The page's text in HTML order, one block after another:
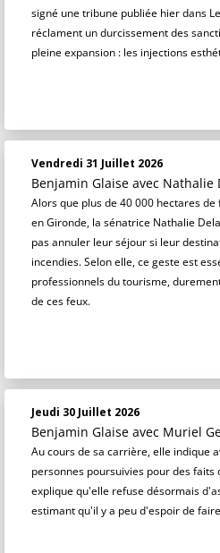
signé une tribune publiée hier dans
réclament un durcissement des
pleine expansion : les injections
Vendredi 31 Juillet 2026
Benjamin Glaise avec Nathalie
Alors que plus de 40 000 hectares
en Gironde, la sénatrice Nathalie
pas annuler leur séjour si leur
incendies. Selon elle, ce geste est
professionnels du tourisme,
de ces feux.
Jeudi 30 Juillet 2026
Benjamin Glaise avec Muriel
Au cours de sa carrière, elle indique
personnes poursuivies pour des
explique qu'elle refuse désormais
estimant qu'il y a peu d'espoir de